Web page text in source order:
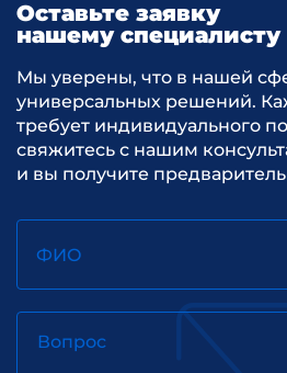
Оставьте заявку
нашему специалисту
Мы уверены, что в нашей
универсальных решений.
требует индивидуального
свяжитесь с нашим
и вы получите
ФИО
Вопрос